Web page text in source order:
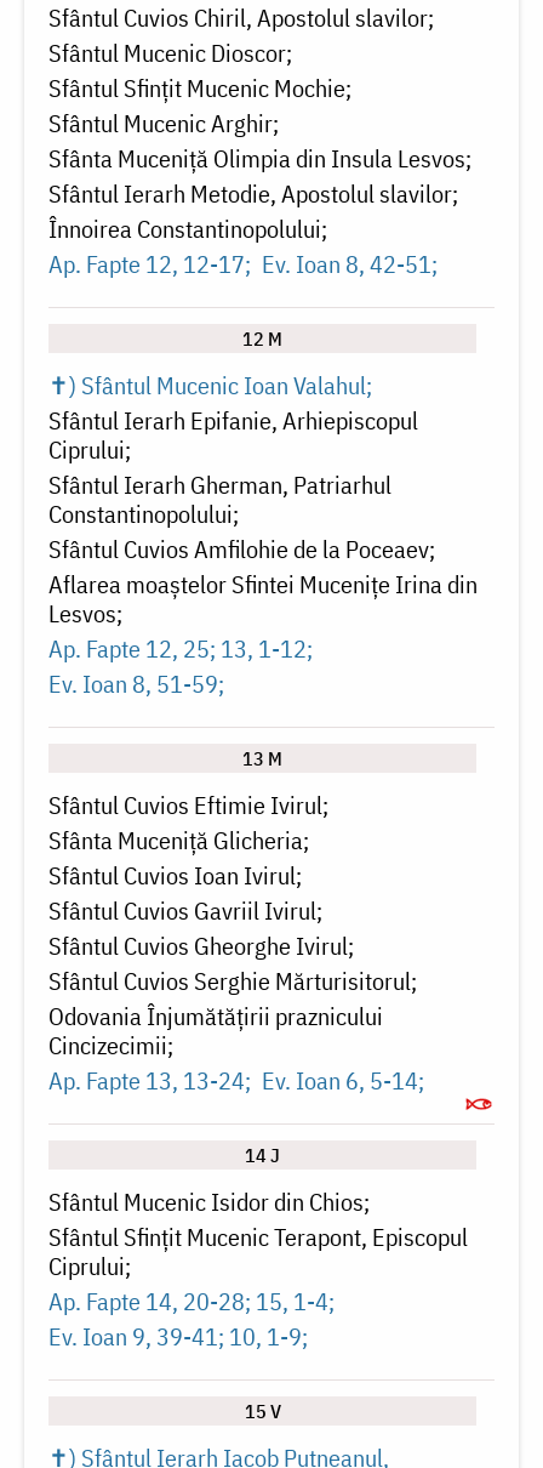
Sfântul Cuvios Chiril, Apostolul slavilor
Sfântul Mucenic Dioscor
Sfântul Sfințit Mucenic Mochie
Sfântul Mucenic Arghir
Sfânta Muceniță Olimpia din Insula Lesvos
Sfântul Ierarh Metodie, Apostolul slavilor
Înnoirea Constantinopolului
Ap. Fapte 12, 12-17 Ev. Ioan 8, 42-51
12 M
✝) Sfântul Mucenic Ioan Valahul
Sfântul Ierarh Epifanie, Arhiepiscopul
Ciprului
Sfântul Ierarh Gherman, Patriarhul
Constantinopolului
Sfântul Cuvios Amfilohie de la Poceaev
Aflarea moaștelor Sfintei Mucenițe Irina din
Lesvos
Ap. Fapte 12, 25; 13, 1-12
Ev. Ioan 8, 51-59
13 M
Sfântul Cuvios Eftimie Ivirul
Sfânta Muceniță Glicheria
Sfântul Cuvios Ioan Ivirul
Sfântul Cuvios Gavriil Ivirul
Sfântul Cuvios Gheorghe Ivirul
Sfântul Cuvios Serghie Mărturisitorul
Odovania Înjumătățirii praznicului
Cincizecimii
Ap. Fapte 13, 13-24 Ev. Ioan 6, 5-14
14 J
Sfântul Mucenic Isidor din Chios
Sfântul Sfințit Mucenic Terapont, Episcopul
Ciprului
Ap. Fapte 14, 20-28; 15, 1-4
Ev. Ioan 9, 39-41; 10, 1-9
15 V
✝) Sfântul Ierarh Iacob Putneanul,